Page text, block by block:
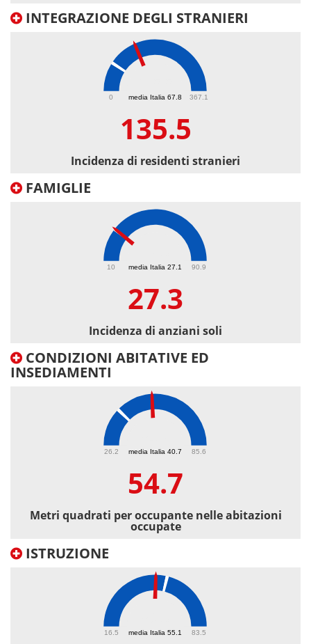
INTEGRAZIONE DEGLI STRANIERI
media Italia 67.8
0 367.1
135.5
Incidenza di residenti stranieri
FAMIGLIE
media Italia 27.1
10 90.9
27.3
Incidenza di anziani soli
CONDIZIONI ABITATIVE ED
INSEDIAMENTI
media Italia 40.7
26.2 85.6
54.7
Metri quadrati per occupante nelle abitazioni
occupate
ISTRUZIONE
media Italia 55.1
16.5 83.5